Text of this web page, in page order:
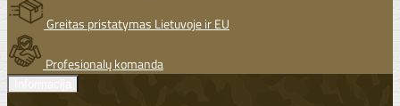
Greitas pristatymas Lietuvoje ir EU
Profesionalų komanda